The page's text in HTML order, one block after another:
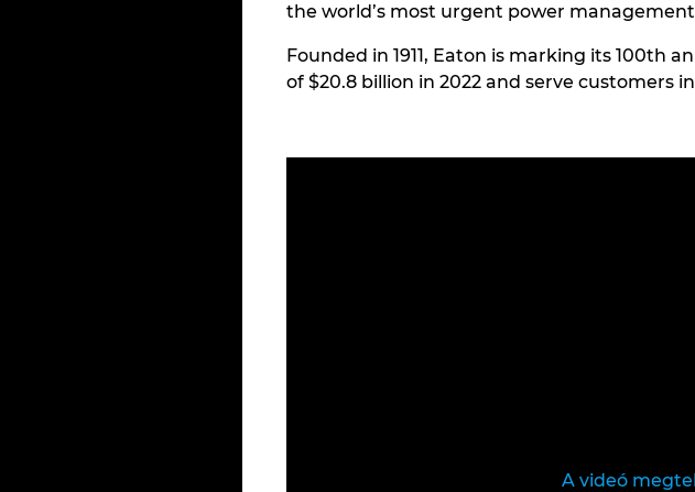
the world’s most urgent power
Founded in 1911, Eaton is marking its 100th
of $20.8 billion in 2022 and serve customers
A videó